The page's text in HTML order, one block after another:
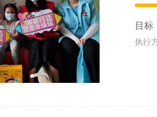
目标
执行